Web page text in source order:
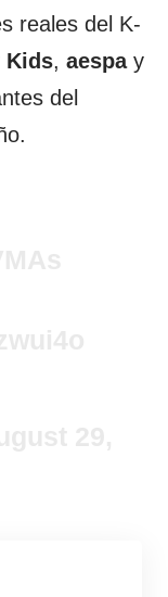
reales del K-
Kids, aespay
del